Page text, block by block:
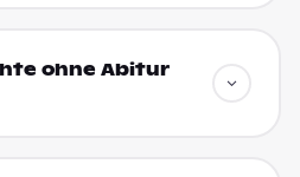
ohne Abitur